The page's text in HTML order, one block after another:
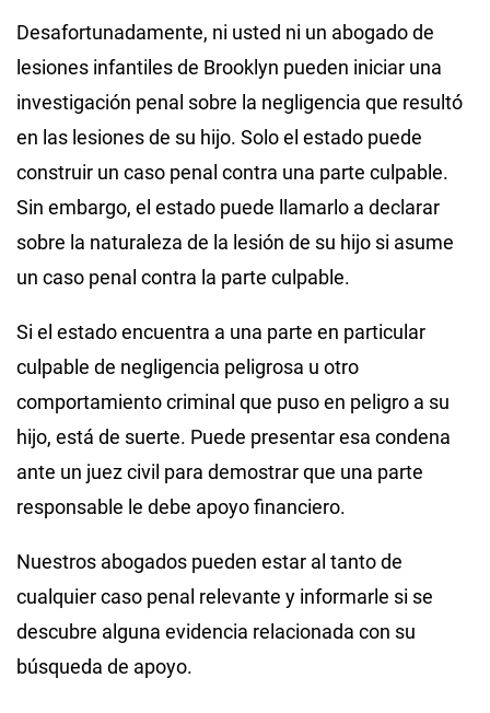
Desafortunadamente, ni usted ni un abogado de
lesiones infantiles de Brooklyn pueden iniciar una
investigación penal sobre la negligencia que resultó
en las lesiones de su hijo. Solo el estado puede
construir un caso penal contra una parte culpable.
Sin embargo, el estado puede llamarlo a declarar
sobre la naturaleza de la lesión de su hijo si asume
un caso penal contra la parte culpable.
Si el estado encuentra a una parte en particular
culpable de negligencia peligrosa u otro
comportamiento criminal que puso en peligro a su
hijo, está de suerte. Puede presentar esa condena
ante un juez civil para demostrar que una parte
responsable le debe apoyo financiero.
Nuestros abogados pueden estar al tanto de
cualquier caso penal relevante y informarle si se
descubre alguna evidencia relacionada con su
búsqueda de apoyo.